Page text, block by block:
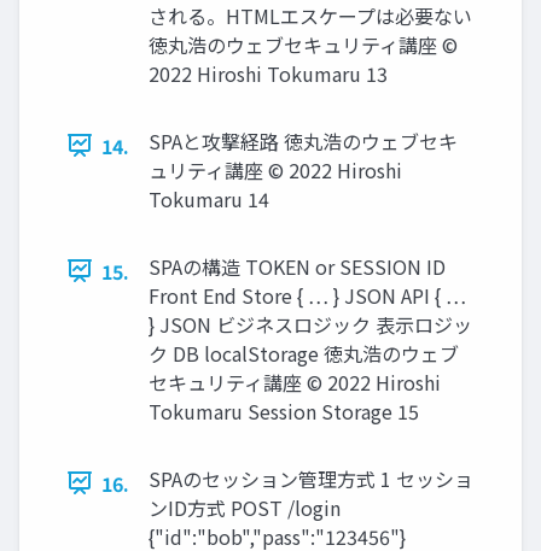
される。HTMLエスケープは必要ない
徳丸浩のウェブセキュリティ講座 ©
2022 Hiroshi Tokumaru 13
14.
SPAと攻撃経路 徳丸浩のウェブセキ
ュリティ講座 © 2022 Hiroshi
Tokumaru 14
15.
SPAの構造 TOKEN or SESSION ID
Front End Store { … } JSON API { …
} JSON ビジネスロジック 表示ロジッ
ク DB localStorage 徳丸浩のウェブ
セキュリティ講座 © 2022 Hiroshi
Tokumaru Session Storage 15
16.
SPAのセッション管理方式 1 セッショ
ンID方式 POST /login
{"id":"bob","pass":"123456"}